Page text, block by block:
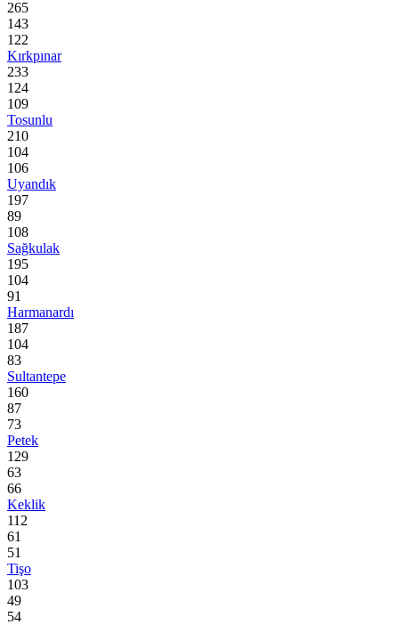
265
143
122
Kırkpınar
233
124
109
Tosunlu
210
104
106
Uyandık
197
89
108
Sağkulak
195
104
91
Harmanardı
187
104
83
Sultantepe
160
87
73
Petek
129
63
66
Keklik
112
61
51
Tişo
103
49
54